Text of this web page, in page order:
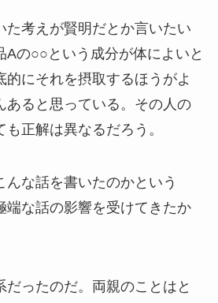
た考えが賢明だとか言いたい
Aの○○という成分が体によいと
的にそれを摂取するほうがよ
あると思っている。その人の
正解は異なるだろう。
んな話を書いたのかという
端な話の影響を受けてきたか
だったのだ。両親のことはと